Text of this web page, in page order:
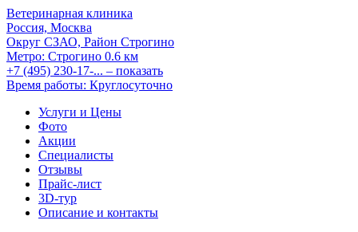
Ветеринарная клиника
Россия, Москва
Округ СЗАО, Район Строгино
Метро: Строгино 0.6 км
+7 (495) 230-17-... – показать
Время работы: Круглосуточно
Услуги и Цены
Фото
Акции
Специалисты
Отзывы
Прайс-лист
3D-тур
Описание и контакты